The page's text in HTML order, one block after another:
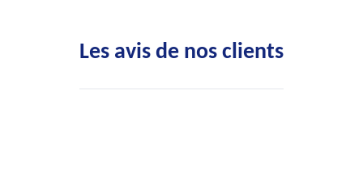
Les avis de nos clients